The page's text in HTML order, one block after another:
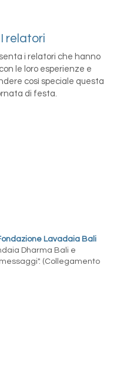
I relatori
i relatori che hanno
le loro esperienze e
così speciale questa
di festa.
Lavadaia Bali
Dharma Bali e
(Collegamento